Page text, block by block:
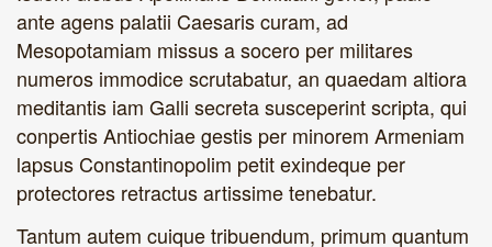
ante agens palatii Caesaris curam, ad
Mesopotamiam missus a socero per militares
numeros immodice scrutabatur, an quaedam altiora
meditantis iam Galli secreta susceperint scripta, qui
conpertis Antiochiae gestis per minorem Armeniam
lapsus Constantinopolim petit exindeque per
protectores retractus artissime tenebatur.
Tantum autem cuique tribuendum, primum quantum